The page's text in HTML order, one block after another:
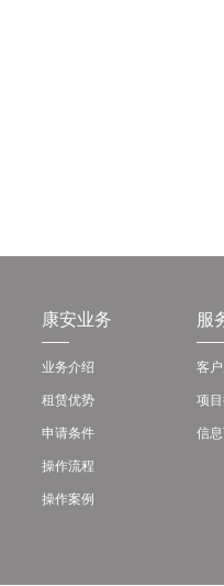
康安业务
业务介绍
租赁优势
申请条件
操作流程
操作案例
服
客
项
信